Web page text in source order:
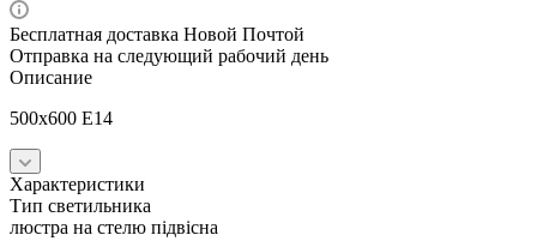
Бесплатная доставка Новой Почтой
Отправка на следующий рабочий день
Описание
500x600 E14
Характеристики
Тип светильника
люстра на стелю підвісна